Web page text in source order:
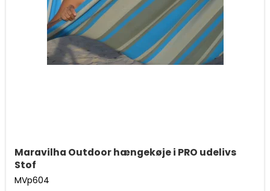
Maravilha Outdoor hængekøje i PRO udelivs
Stof
MVp604